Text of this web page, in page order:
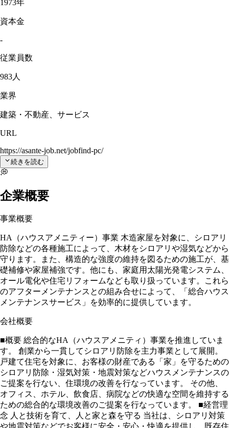
1973年
資本金
-
従業員数
983人
業界
建築・不動産、サービス
URL
https://asante-job.net/jobfind-pc/
続きを読む
💭
企業概要
事業概要
HA（ハウスアメニティー）事業 木造家屋を対象に、シロアリ
防除などの各種施工によって、木材をシロアリや湿気などから
守ります。また、構造的な強度の維持を図るための施工が、基
礎補修や家屋補強です。他にも、家庭用太陽光発電システム、
オール電化や住宅リフォームなども取り扱っています。これら
のアフターメンテナンスとの組み合せによって、「総合ハウス
メンテナンスサービス」を効率的に提供しています。
会社概要
■概要 総合的なHA（ハウスアメニティ）事業を推進していま
す。 創業から一貫してシロアリ防除を主力事業として展開。
戸建て住宅を対象に、お客様の財産である「家」を守るための
シロアリ防除・湿気対策・地震対策などハウスメンテナンスの
ご提案を行ない、住環境の改善を行なっています。 その他、
オフィス、ホテル、飲食店、病院などの快適な空間を維持する
ための総合的な環境改善のご提案を行なっています。 ■経営理
念 人と技術を育て、人と家と森を守る 当社は、シロアリ対策